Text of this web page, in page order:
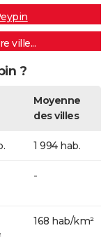
ville...
?
Moyenne
des villes
1 994 hab.
-
168 hab/km²